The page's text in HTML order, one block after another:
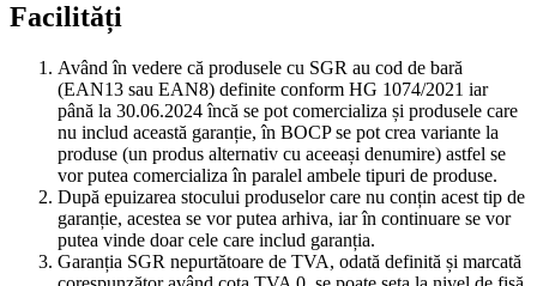
Facilități
Având în vedere că produsele cu SGR au cod de bară
(EAN13 sau EAN8) definite conform HG 1074/2021 iar
până la 30.06.2024 încă se pot comercializa și produsele care
nu includ această garanție, în BOCP se pot crea variante la
produse (un produs alternativ cu aceeași denumire) astfel se
vor putea comercializa în paralel ambele tipuri de produse.
După epuizarea stocului produselor care nu conțin acest tip de
garanție, acestea se vor putea arhiva, iar în continuare se vor
putea vinde doar cele care includ garanția.
Garanția SGR nepurtătoare de TVA, odată definită și marcată